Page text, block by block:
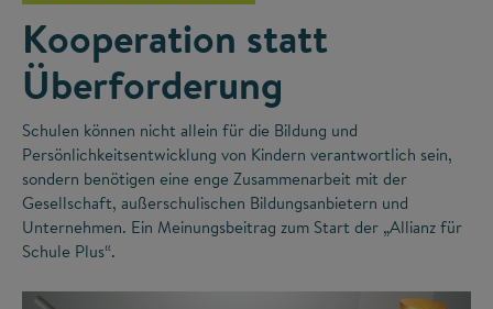
Kooperation statt
Überforderung
Schulen können nicht allein für die Bildung und
Persönlichkeitsentwicklung von Kindern verantwortlich sein,
sondern benötigen eine enge Zusammenarbeit mit der
Gesellschaft, außerschulischen Bildungsanbietern und
Unternehmen. Ein Meinungsbeitrag zum Start der „Allianz für
Schule Plus“.